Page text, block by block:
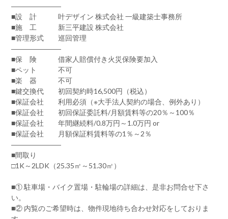
―――――――
■設 計 叶デザイン 株式会社 一級建築士事務所
■施 工 新三平建設 株式会社
■管理形式 巡回管理
―――――――
■保 険 借家人賠償付き火災保険要加入
■ペット 不可
■楽 器 不可
■鍵交換代 初回契約時16,500円（税込）
■保証会社 利用必須（※大手法人契約の場合、例外あり）
■保証会社 初回保証委託料/月額賃料等の20％～100％
■保証会社 年間継続料/0.8万円～1.0万円 or
■保証会社 月額保証料賃料等の1％～2％
―――――――
■間取り
□1K～2LDK（25.35㎡～51.30㎡）
■① 駐車場・バイク置場・駐輪場の詳細は、是非お問合せ下さ
い。
■② 内覧のご希望時は、物件現地待ち合わせ対応をしておりま